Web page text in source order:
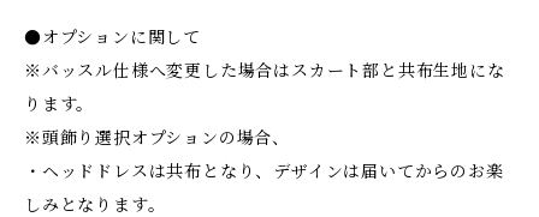
●オプションに関して
※バッスル仕様へ変更した場合はスカート部と共布生地にな
ります。
※頭飾り選択オプションの場合、
・ヘッドドレスは共布となり、デザインは届いてからのお楽
しみとなります。